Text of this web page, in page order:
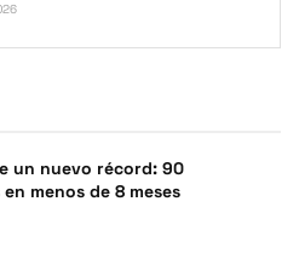
un nuevo récord: 90
menos de 8 meses